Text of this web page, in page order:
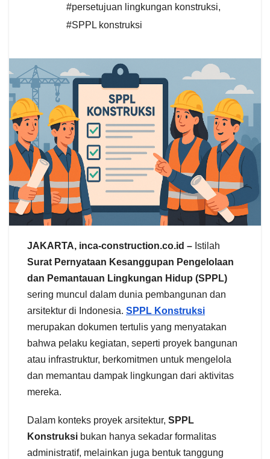
#persetujuan lingkungan konstruksi,
#SPPL konstruksi
JAKARTA, inca-construction.co.id – Istilah
Surat Pernyataan Kesanggupan Pengelolaan
dan Pemantauan Lingkungan Hidup (SPPL)
sering muncul dalam dunia pembangunan dan
arsitektur di Indonesia. SPPL Konstruksi
merupakan dokumen tertulis yang menyatakan
bahwa pelaku kegiatan, seperti proyek bangunan
atau infrastruktur, berkomitmen untuk mengelola
dan memantau dampak lingkungan dari aktivitas
mereka.
Dalam konteks proyek arsitektur, SPPL
Konstruksi bukan hanya sekadar formalitas
administratif, melainkan juga bentuk tanggung